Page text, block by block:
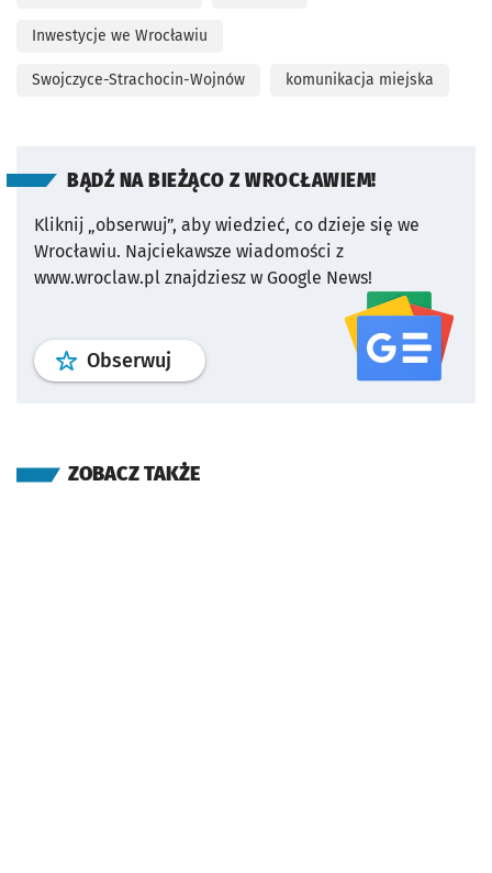
Inwestycje we Wrocławiu
Swojczyce-Strachocin-Wojnów komunikacja miejska
BĄDŹ NA BIEŻĄCO Z WROCŁAWIEM!
Kliknij „obserwuj”, aby wiedzieć, co dzieje się we
Wrocławiu. Najciekawsze wiadomości z
www.wroclaw.pl znajdziesz w Google News!
Obserwuj profil serwisu
ZOBACZ TAKŻE